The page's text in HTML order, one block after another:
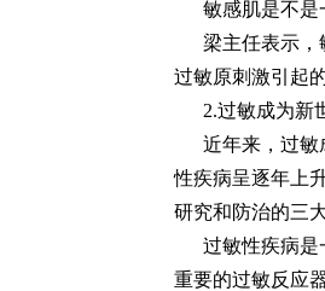
敏感肌是不
梁主任表示
过敏原刺激引起
2.过敏成为新
近年来，过
性疾病呈逐年上
研究和防治的三
过敏性疾病
重要的过敏反应